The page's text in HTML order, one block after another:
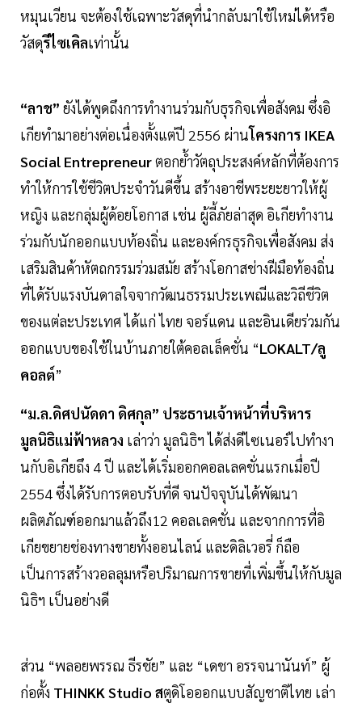
หมุนเวียน จะต้องใช้เฉพาะวัสดุที่นำกลับมาใช้ใหม่ได้หรือ
วัสดุรีไซเคิลเท่านั้น
“ลาช” ยังได้พูดถึงการทำงานร่วมกับธุรกิจเพื่อสังคม ซึ่งอิ
เกียทำมาอย่างต่อเนื่องตั้งแต่ปี 2556 ผ่านโครงการ IKEA
Social Entrepreneurตอกย้ำวัตถุประสงค์หลักที่ต้องการ
ทำให้การใช้ชีวิตประจำวันดีขึ้น สร้างอาชีพระยะยาวให้ผู้
หญิง และกลุ่มผู้ด้อยโอกาส เช่น ผู้ลี้ภัยล่าสุด อิเกียทำงาน
ร่วมกับนักออกแบบท้องถิ่น และองค์กรธุรกิจเพื่อสังคม ส่ง
เสริมสินค้าหัตถกรรมร่วมสมัย สร้างโอกาสช่างฝีมือท้องถิ่น
ที่ได้รับแรงบันดาลใจจากวัฒนธรรมประเพณีและวิถีชีวิต
ของแต่ละประเทศ ได้แก่ ไทย จอร์แดน และอินเดียร่วมกัน
ออกแบบของใช้ในบ้านภายใต้คอลเล็คชั่น “LOKALT/ลู
คอลต์”
“ม.ล.ดิศปนัดดา ดิศกุล” ประธานเจ้าหน้าที่บริหาร
มูลนิธิแม่ฟ้าหลวง เล่าว่า มูลนิธิฯ ได้ส่งดีไซเนอร์ไปทำงา
นกับอิเกียถึง 4 ปี และได้เริ่มออกคอลเลคชั่นแรกเมื่อปี
2554 ซึ่งได้รับการตอบรับที่ดี จนปัจจุบันได้พัฒนา
ผลิตภัณฑ์ออกมาแล้วถึง12 คอลเลคชั่น และจากการที่อิ
เกียขยายช่องทางขายทั้งออนไลน์ และดิลิเวอรี่ ก็ถือ
เป็นการสร้างวอลลุมหรือปริมาณการขายที่เพิ่มขึ้นให้กับมูล
นิธิฯ เป็นอย่างดี
ส่วน “พลอยพรรณ ธีรชัย” และ “เดชา อรรจนานันท์” ผู้
ก่อตั้ง THINKK Studio สตูดิโอออกแบบสัญชาติไทย เล่า